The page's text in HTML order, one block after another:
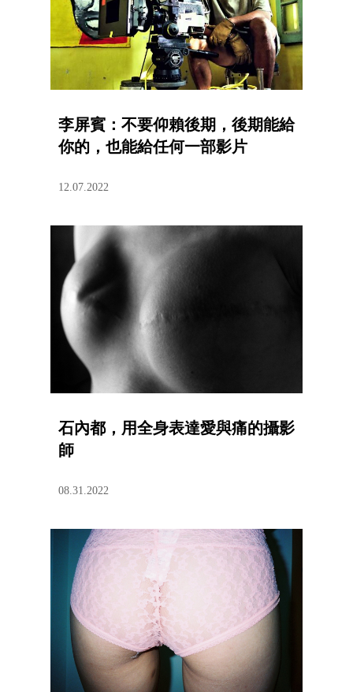
李屏賓：不要仰賴後期，後期能給
你的，也能給任何一部影片
12.07.2022
石內都，用全身表達愛與痛的攝影
師
08.31.2022